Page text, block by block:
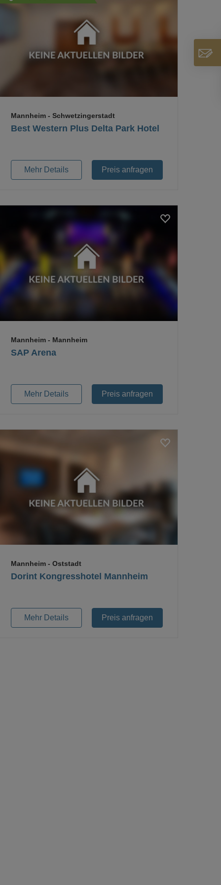
Loading...
Best Western Plus Delta Park Hotel
Mannheim- Schwetzingerstadt
Mehr Details Preis anfragen
Loading...
SAP Arena
Mannheim- Mannheim
Mehr Details Preis anfragen
Loading...
Dorint Kongresshotel Mannheim
Mannheim- Oststadt
Mehr Details Preis anfragen